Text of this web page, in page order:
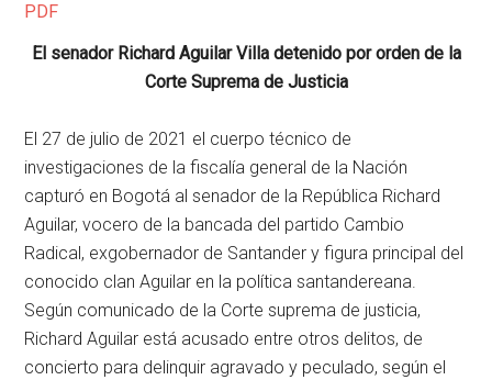
PDF
El senador Richard Aguilar Villa detenido por orden de la
Corte Suprema de Justicia
El 27 de julio de 2021 el cuerpo técnico de
investigaciones de la fiscalía general de la Nación
capturó en Bogotá al senador de la República Richard
Aguilar, vocero de la bancada del partido Cambio
Radical, exgobernador de Santander y figura principal del
conocido clan Aguilar en la política santandereana.
Según comunicado de la Corte suprema de justicia,
Richard Aguilar está acusado entre otros delitos, de
concierto para delinquir agravado y peculado, según el